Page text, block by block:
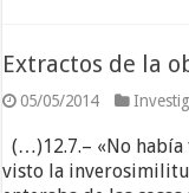
Extractos de la
05/05/2014
(…)12.7.– «No había
visto la